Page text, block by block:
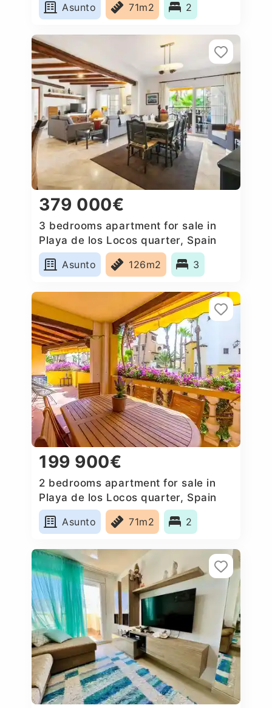
Asunto
71m2 2
379 000€
3 bedrooms apartment for sale in
Playa de los Locos quarter, Spain
Asunto
126m2 3
199 900€
2 bedrooms apartment for sale in
Playa de los Locos quarter, Spain
Asunto
71m2 2